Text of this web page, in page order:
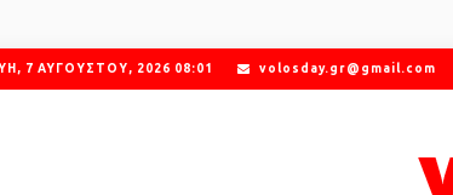
7 ΑΥΓΟΎΣΤΟΥ, 2026 08:01 volosday.gr@gmail.com